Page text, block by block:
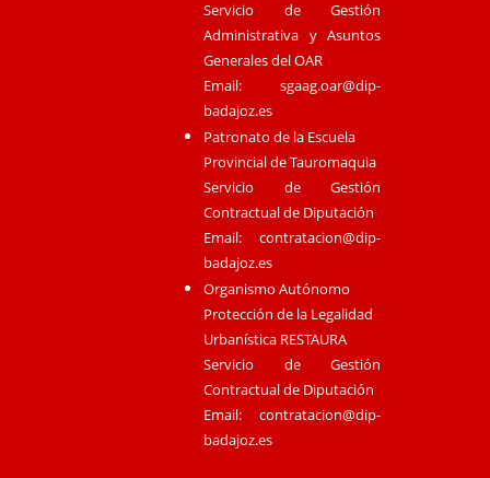
Servicio de Gestión
Administrativa y Asuntos
Generales del OAR
Email:sgaag.oar@dip-
badajoz.es
Patronato de la Escuela
Provincial de Tauromaquia
Servicio de Gestión
Contractual de Diputación
Email:contratacion@dip-
badajoz.es
Organismo Autónomo
Protección de la Legalidad
Urbanística RESTAURA
Servicio de Gestión
Contractual de Diputación
Email:contratacion@dip-
badajoz.es